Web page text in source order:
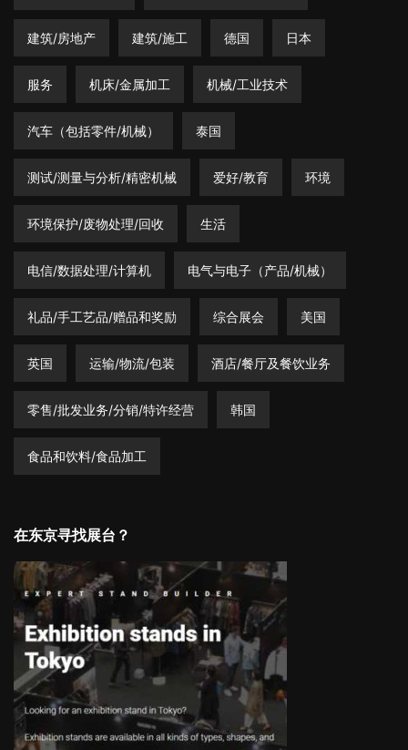
建筑/房地产 建筑/施工 德国 日本
服务 机床/金属加工 机械/工业技术
汽车（包括零件/机械） 泰国
测试/测量与分析/精密机械 爱好/教育 环境
环境保护/废物处理/回收 生活
电信/数据处理/计算机 电气与电子（产品/机械）
礼品/手工艺品/赠品和奖励 综合展会 美国
英国 运输/物流/包装 酒店/餐厅及餐饮业务
零售/批发业务/分销/特许经营 韩国
食品和饮料/食品加工
在东京寻找展台？